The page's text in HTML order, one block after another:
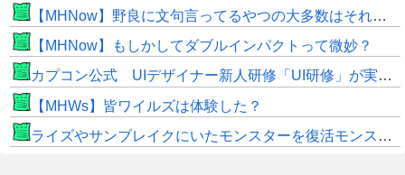
【MHNow】野良に文句言ってるやつの大多数はそれしてないだけの雑魚だから聞く耳持つだけムダよ
【MHNow】もしかしてダブルインパクトって微妙？
カプコン公式 UIデザイナー新人研修「UI研修」が実装まで進みました！
【MHWs】皆ワイルズは体験した？
ライズやサンブレイクにいたモンスターを復活モンスターと呼ぶのはやめよう